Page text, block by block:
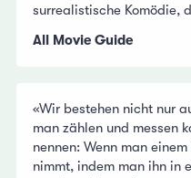
surrealistische Komödie,
All Movie Guide
«Wir bestehen nicht nur
man zählen und messen
nennen: Wenn man
nimmt, indem man ihn in